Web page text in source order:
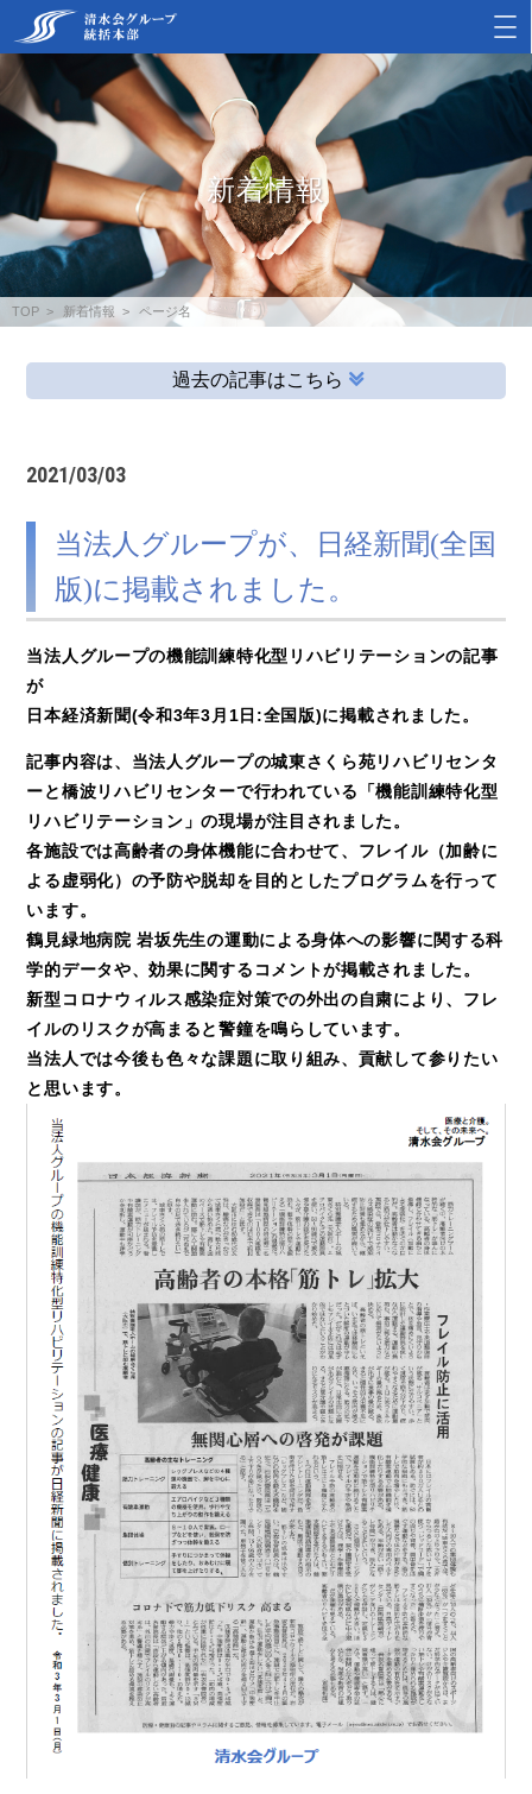
新着情報
TOP 新着情報 ページ名
過去の記事はこちら
2021/03/03
当法人グループが、日経新聞(全国
版)に掲載されました。
当法人グループの機能訓練特化型リハビリテーションの記事
が
日本経済新聞(令和3年3月1日:全国版)に掲載されました。
記事内容は、当法人グループの城東さくら苑リハビリセンタ
ーと橋波リハビリセンターで行われている「機能訓練特化型
リハビリテーション」の現場が注目されました。
各施設では高齢者の身体機能に合わせて、フレイル（加齢に
よる虚弱化）の予防や脱却を目的としたプログラムを行って
います。
鶴見緑地病院 岩坂先生の運動による身体への影響に関する科
学的データや、効果に関するコメントが掲載されました。
新型コロナウィルス感染症対策での外出の自粛により、フレ
イルのリスクが高まると警鐘を鳴らしています。
当法人では今後も色々な課題に取り組み、貢献して参りたい
と思います。